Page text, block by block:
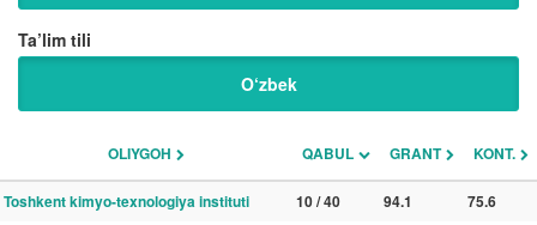
Ta’lim tili
O‘zbek
OLIYGOH QABUL GRANT KONT.
Toshkent kimyo-texnologiya instituti 10 / 40 94.1 75.6